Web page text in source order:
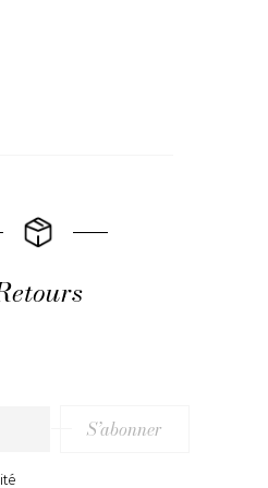
S’abonner